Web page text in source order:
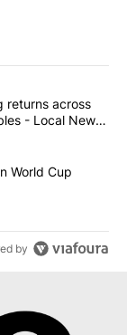
articles in the last
Comparing
returns across
- Local News
$20 billion
World Cup
by